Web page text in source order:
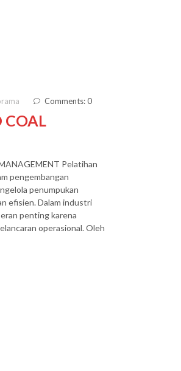
Comments: 0
COAL
Pelatihan
pengembangan
penumpukan
efisien. Dalam industri
penting karena
operasional. Oleh